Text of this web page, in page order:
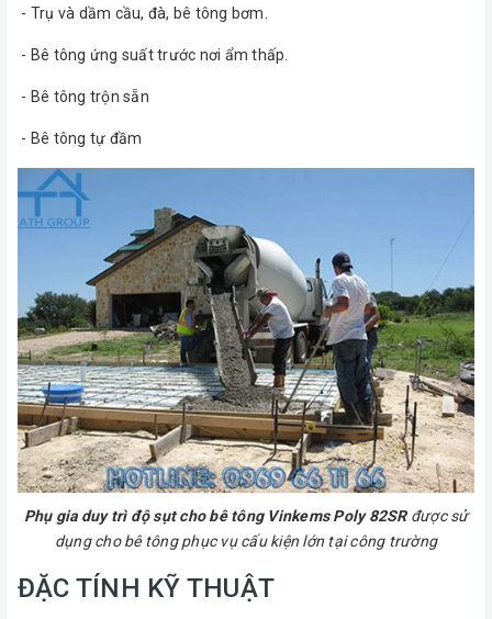
- Trụ và dầm cầu, đà, bê tông bơm.
- Bê tông ứng suất trước nơi ẩm thấp.
- Bê tông trộn sẵn
- Bê tông tự đầm
Phụ gia duy trì độ sụt cho bê tông Vinkems Poly 82SR được sử
dụng cho bê tông phục vụ cấu kiện lớn tại công trường
ĐẶC TÍNH KỸ THUẬT